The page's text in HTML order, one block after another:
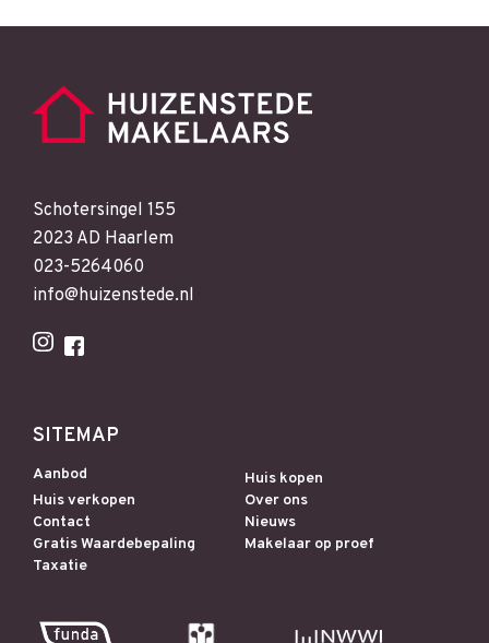
Schotersingel 155
2023 AD Haarlem
023-5264060
info@huizenstede.nl
SITEMAP
Aanbod
Huis kopen
Huis verkopen
Over ons
Contact
Nieuws
Gratis Waardebepaling
Makelaar op proef
Taxatie